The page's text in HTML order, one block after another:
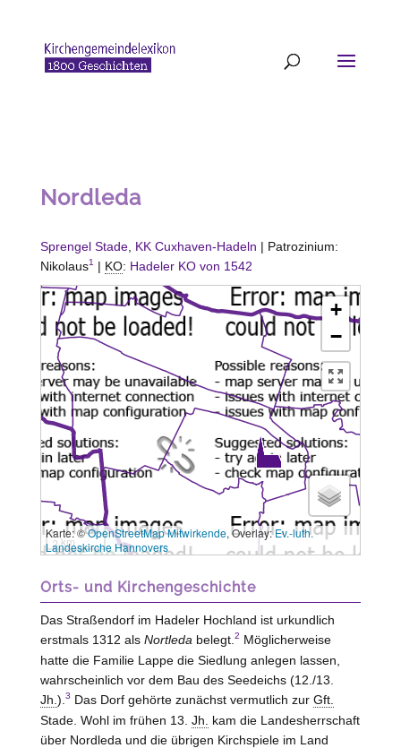
Nordleda
Sprengel Stade, KK Cuxhaven-Hadeln | Patrozinium:
Nikolaus1 | KO: Hadeler KO von 1542
+
−
3 km
Karte: ©OpenStreetMap Mitwirkende, Overlay:Ev.-luth.
Landeskirche Hannovers
Orts- und Kirchengeschichte
Das Straßendorf im Hadeler Hochland ist urkundlich
erstmals 1312 als Nortleda belegt. 2 Möglicherweise
hatte die Familie Lappedie Siedlung anlegen lassen,
wahrscheinlich vor dem Bau des Seedeichs (12./13.
Jh. ). 3 Das Dorf gehörte zunächst vermutlich zur Gft.
Stade. Wohl im frühen 13. Jh.
kam die Landesherrschaft
über Nordleda und die übrigen Kirchspiele im Land